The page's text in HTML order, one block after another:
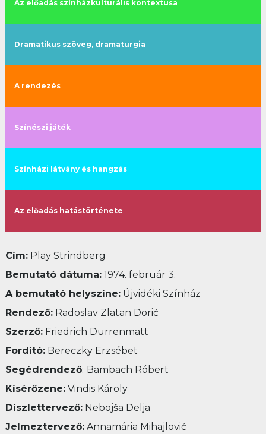
Az előadás színházkulturális kontextusa
Dramatikus szöveg, dramaturgia
A rendezés
Színészi játék
Színházi látvány és hangzás
Az előadás hatástörténete
Cím:Play Strindberg
Bemutató dátuma:1974. február 3.
A bemutató helyszíne:Újvidéki Színház
Rendező:Radoslav Zlatan Dorić
Szerző:Friedrich Dürrenmatt
Fordító:Bereczky Erzsébet
Segédrendező: Bambach Róbert
Kísérőzene:Vindis Károly
Díszlettervező:Nebojša Delja
Jelmeztervező:Annamária Mihajlović